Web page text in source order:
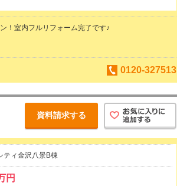
！室内フルリフォーム完了です♪
0120-327513
資料請求する
ティ金沢八景B棟
円